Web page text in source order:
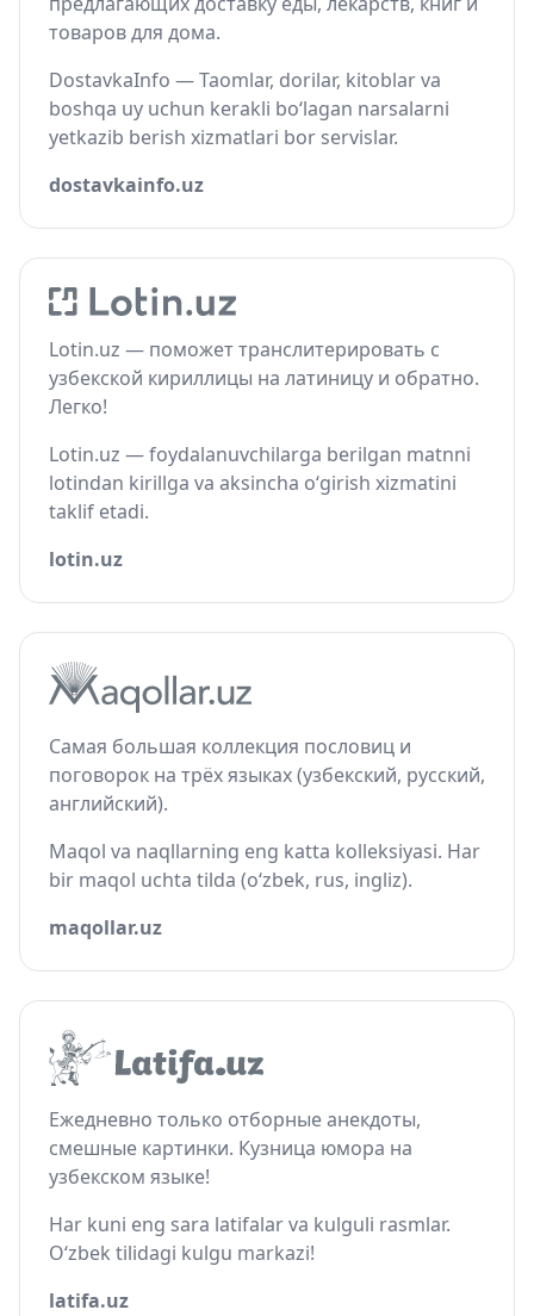
товаров для дома.
DostavkaInfo — Taomlar, dorilar, kitoblar va
boshqa uy uchun kerakli bo‘lagan narsalarni
yetkazib berish xizmatlari bor servislar.
dostavkainfo.uz
Lotin.uz — поможет транслитерировать с
узбекской кириллицы на латиницу и обратно.
Легко!
Lotin.uz — foydalanuvchilarga berilgan matnni
lotindan kirillga va aksincha o‘girish xizmatini
taklif etadi.
lotin.uz
Самая большая коллекция пословиц и
поговорок на трёх языках (узбекский, русский,
английский).
Maqol va naqllarning eng katta kolleksiyasi. Har
bir maqol uchta tilda (o‘zbek, rus, ingliz).
maqollar.uz
Ежедневно только отборные анекдоты,
смешные картинки. Кузница юмора на
узбекском языке!
Har kuni eng sara latifalar va kulguli rasmlar.
O‘zbek tilidagi kulgu markazi!
latifa.uz